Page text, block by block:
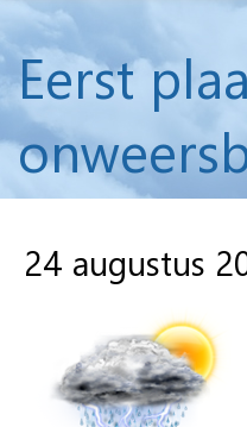
Eerst
24 augustus